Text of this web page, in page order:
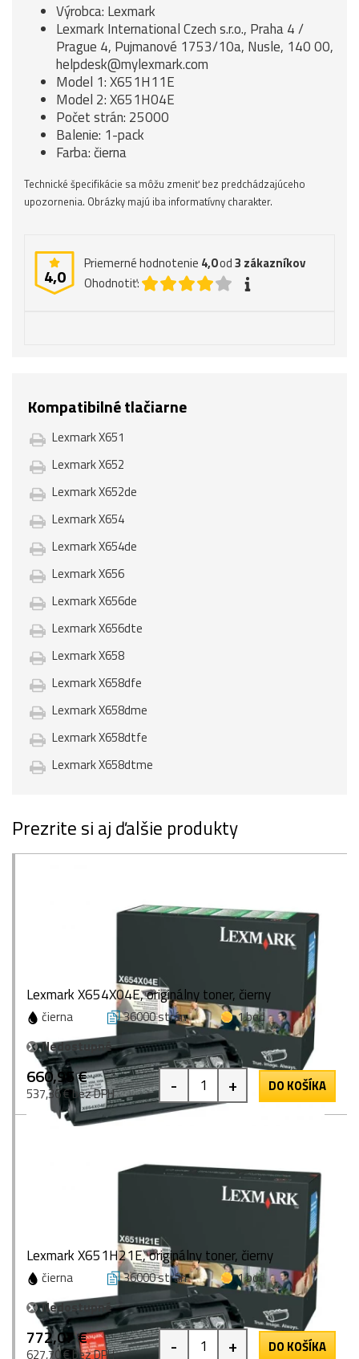
Výrobca: Lexmark
Lexmark International Czech s.r.o., Praha 4 /
Prague 4, Pujmanové 1753/10a, Nusle, 140 00,
helpdesk@mylexmark.com
Model 1: X651H11E
Model 2: X651H04E
Počet strán: 25000
Balenie: 1-pack
Farba: čierna
Technické špecifikácie sa môžu zmeniť bez predchádzajúceho
upozornenia. Obrázky majú iba informatívny charakter.
4,0
Priemerné hodnotenie 4,0od3 zákazníkov
Ohodnotiť:
Kompatibilné tlačiarne
Lexmark X651
Lexmark X652
Lexmark X652de
Lexmark X654
Lexmark X654de
Lexmark X656
Lexmark X656de
Lexmark X656dte
Lexmark X658
Lexmark X658dfe
Lexmark X658dme
Lexmark X658dtfe
Lexmark X658dtme
Prezrite si aj ďalšie produkty
Lexmark X654X04E, originálny toner, čierny
čierna 36000 strán
1 bod
Nedostupné
660,95 €
537,36 € bez DPH - + DO KOŠÍKA
Lexmark X651H21E, originálny toner, čierny
čierna 36000 strán
1 bod
Nedostupné
772,07 €
627,70 € bez DPH - + DO KOŠÍKA